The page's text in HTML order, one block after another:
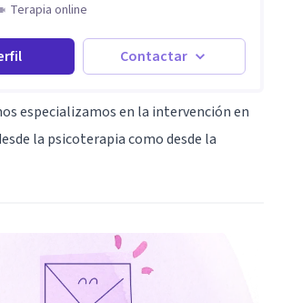
Terapia online
Contactar
especializamos en la intervención en
la psicoterapia como desde la